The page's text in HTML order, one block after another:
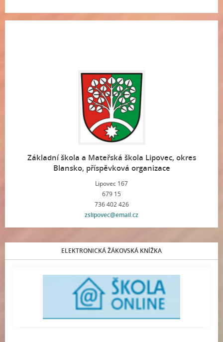
Základní škola a Mateřská škola Lipovec, okres
Blansko, příspěvková organizace
Lipovec 167
679 15
736 402 426
zslipovec@email.cz
ELEKTRONICKÁ ŽÁKOVSKÁ KNÍŽKA